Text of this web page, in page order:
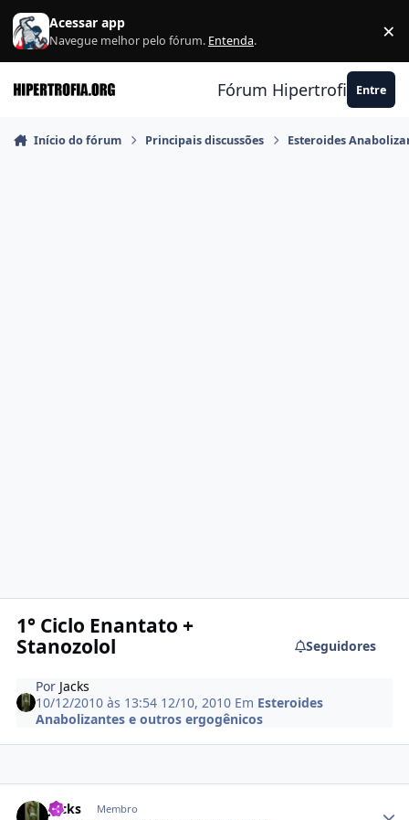
Ir para conteúdo
Acessar app
Navegue melhor pelo fórum. Entenda. ×
Fórum Hipertrofia.org
Entre
Início do fórum Principais discussões Esteroides
1° Ciclo Enantato +
Stanozolol
Seguidores
Por Jacks
10/12/2010 às 13:54 12/10, 2010 Em Esteroides
Anabolizantes e outros ergogênicos
Jacks Membro